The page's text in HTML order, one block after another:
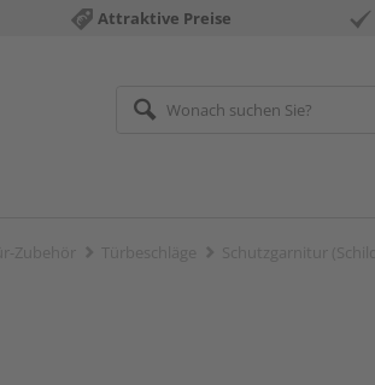
Attraktive Preise